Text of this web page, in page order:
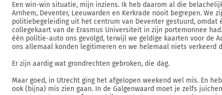
Een win-win situatie, mijn inziens. Ik heb daarom al die
Arnhem, Deventer, Leeuwarden en Kerkrade nooit begrepen. We
politiebegeleiding uit het centrum van Deventer gestuurd, omdat
collegekaart van de Erasmus Universiteit in zijn portemonnee
één politie-auto ons gevolgd, terwijl we geldige kaarten voor de
ons allemaal konden legitimeren en we helemaal niets verkeerd
Er zijn aardig wat grondrechten gebroken, die dag.
Maar goed, in Utrecht ging het afgelopen weekend wel mis. En
ook (bijna) mis zien gaan. In de Galgenwaard moet je zelfs